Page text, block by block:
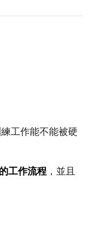
Bias
工作能不能被硬
工作流程 ，並且